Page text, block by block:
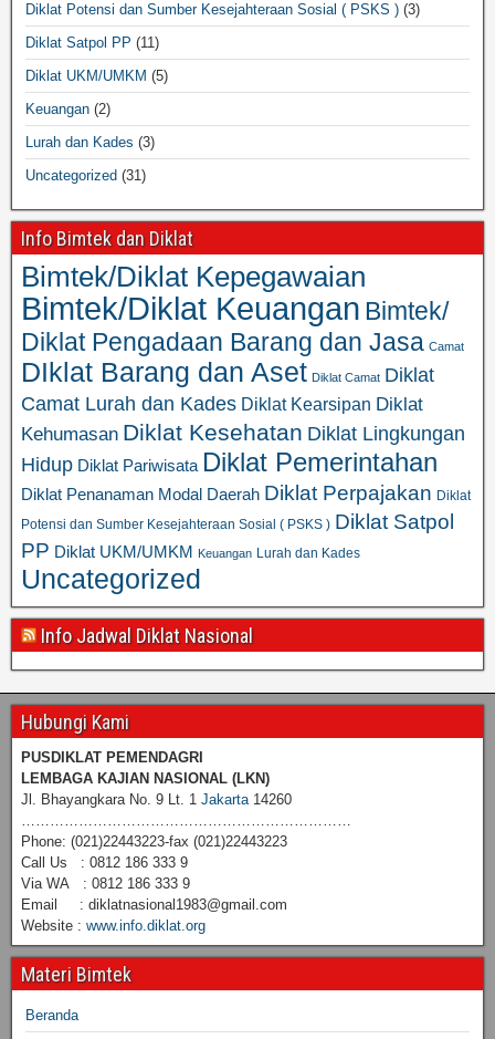
Diklat Potensi dan Sumber Kesejahteraan Sosial ( PSKS ) (3)
Diklat Satpol PP (11)
Diklat UKM/UMKM (5)
Keuangan (2)
Lurah dan Kades (3)
Uncategorized (31)
Info Bimtek dan Diklat
Bimtek/Diklat Kepegawaian
Bimtek/Diklat Keuangan Bimtek/
Diklat Pengadaan Barang dan Jasa Camat
DIklat Barang dan Aset Diklat Camat Diklat
Camat Lurah dan Kades Diklat Kearsipan Diklat
Kehumasan Diklat Kesehatan Diklat Lingkungan
Hidup Diklat Pariwisata Diklat Pemerintahan
Diklat Penanaman Modal Daerah Diklat Perpajakan Diklat
Potensi dan Sumber Kesejahteraan Sosial ( PSKS ) Diklat Satpol
PP Diklat UKM/UMKM Keuangan Lurah dan Kades
Uncategorized
Info Jadwal Diklat Nasional
Hubungi Kami
PUSDIKLAT PEMENDAGRI
LEMBAGA KAJIAN NASIONAL (LKN)
Jl. Bhayangkara No. 9 Lt. 1 Jakarta14260
……………………………………………………………
Phone: (021)22443223-fax (021)22443223
Call Us : 0812 186 333 9
Via WA : 0812 186 333 9
Email : diklatnasional1983@gmail.com
Website : www.info.diklat.org
Materi Bimtek
Beranda